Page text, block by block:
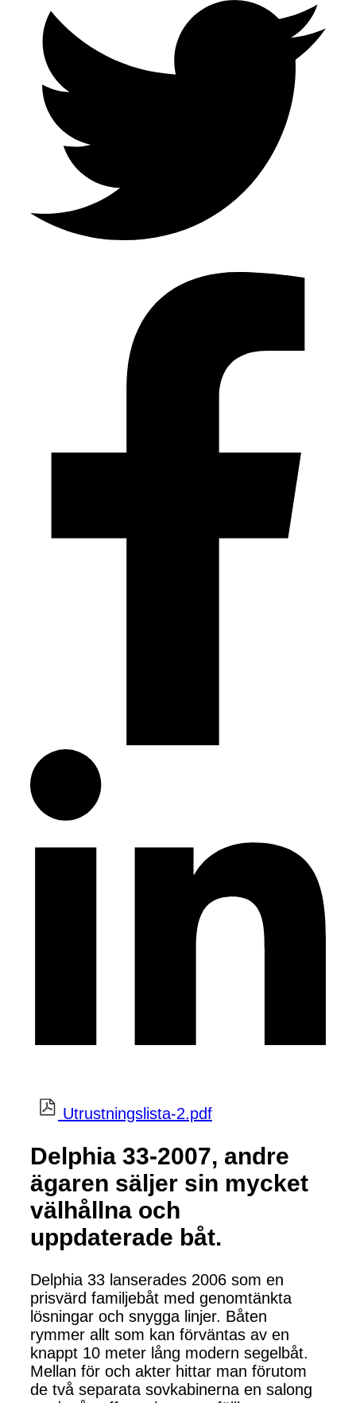
Utrustningslista-2.pdf
Delphia 33-2007, andre
ägaren säljer sin mycket
välhållna och
uppdaterade båt.
Delphia 33 lanserades 2006 som en
prisvärd familjebåt med genomtänkta
lösningar och snygga linjer. Båten
rymmer allt som kan förväntas av en
knappt 10 meter lång modern segelbåt.
Mellan för och akter hittar man förutom
de två separata sovkabinerna en salong